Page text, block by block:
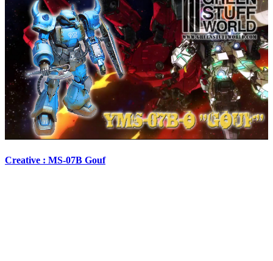
Creative : MS-07B Gouf